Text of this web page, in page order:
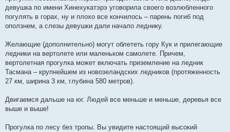
девушка по имени Хинехукатэрэ уговорила своего возлюбленного
погулять в горах, ну и плохо все кончилось – парень погиб под
оползнем, а слезы девушки дали начало леднику.
Желающие (дополнительно) могут облететь гору Кук и прилегающие
ледники на вертолете или маленьком самолете. Причем,
вертолетная прогулка может включать приземление на ледник
Тасмана – крупнейшем из новозеландских ледников (протяженность
27 км, ширина 3 км, глубина 580 метров).
Двигаемся дальше на юг. Людей все меньше и меньше, деревья все
выше и выше!
Прогулка по лесу без тропы. Вы увидите настоящий высокий